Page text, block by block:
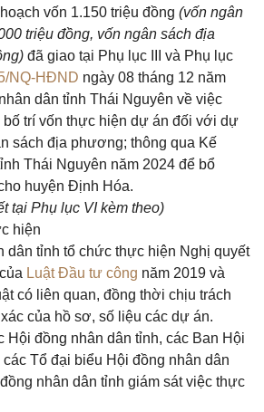
vốn 1.150 triệu đồng (vốn ngân
triệu đồng, vốn ngân sách địa
đã giao tại Phụ lục III và Phụ lục
NQ-HĐND ngày 08 tháng 12 năm
dân tỉnh Thái Nguyên về việc
trí vốn thực hiện dự án đối với dự
sách địa phương; thông qua Kế
Thái Nguyên năm 2024 để bổ
huyện Định Hóa.
tại Phụ lục VI kèm theo)
hiện
dân tỉnh tổ chức thực hiện Nghị quyết
Luật Đầu tư công năm 2019 và
có liên quan, đồng thời chịu trách
của hồ sơ, số liệu các dự án.
Hội đồng nhân dân tỉnh, các Ban Hội
Tổ đại biểu Hội đồng nhân dân
nhân dân tỉnh giám sát việc thực